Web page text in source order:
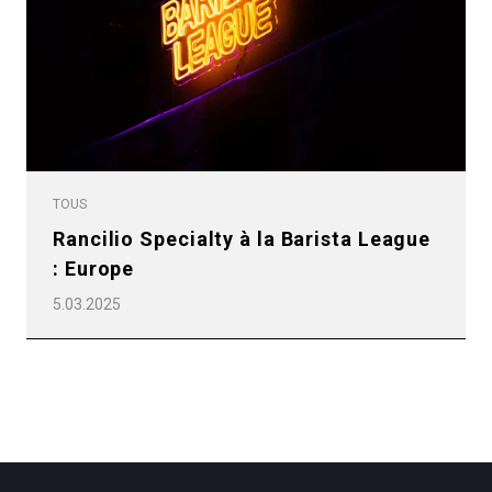
TOUS
Rancilio Specialty à la Barista League
: Europe
5.03.2025
Nouvelles
Politique de confidentialité